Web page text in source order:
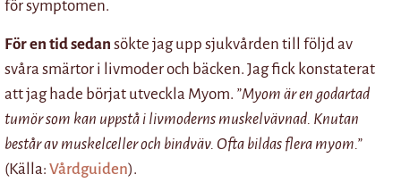
för symptomen.
För en tid sedan sökte jag upp sjukvården till följd av
svåra smärtor i livmoder och bäcken. Jag fick konstaterat
att jag hade börjat utveckla Myom. ”Myom är en godartad
tumör som kan uppstå i livmoderns muskelvävnad. Knutan
består av muskelceller och bindväv. Ofta bildas flera myom.”
(Källa: Vårdguiden).